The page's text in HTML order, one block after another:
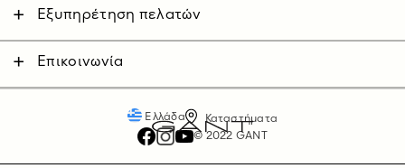
Γυναίκα
Παιδικά
Εξυπηρέτηση πελατών
Αποστολές
Επιστροφές
Επικοινωνία
Ελλάδα
Καταστήματα
© 2022 GANT